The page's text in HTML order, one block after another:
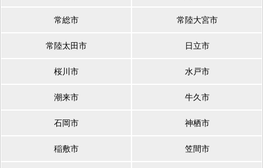
常総市 常陸大宮市
常陸太田市 日立市
桜川市 水戸市
潮来市 牛久市
石岡市 神栖市
稲敷市 笠間市